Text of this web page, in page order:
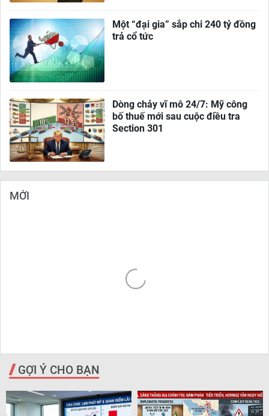
Một “đại gia” sắp chi 240 tỷ đồng
trả cổ tức
Dòng chảy vĩ mô 24/7: Mỹ công
bố thuế mới sau cuộc điều tra
Section 301
MỚI
GỢI Ý CHO BẠN